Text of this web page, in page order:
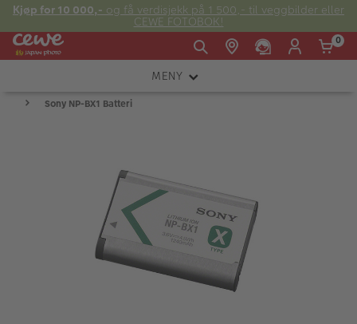
Kjøp for 10 000,- og få verdisjekk på 1 500,- til veggbilder eller
CEWE FOTOBOK!
E-post:
kundeservice@japanphoto.no
0
MENY
KAMERASony NP-BX1 Batteri